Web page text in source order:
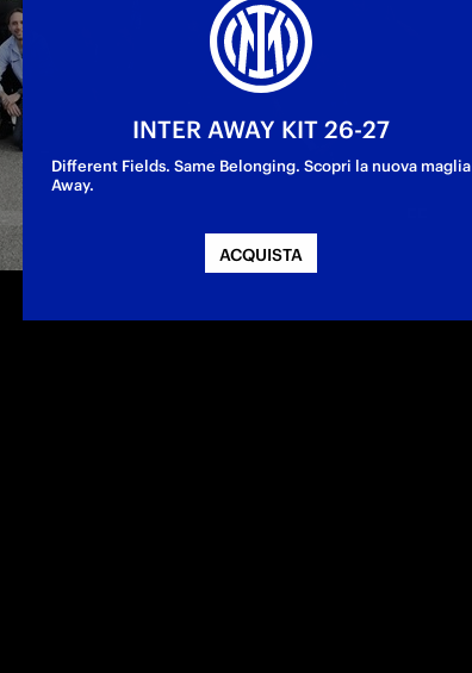
INTER AWAY KIT 26-27
Different Fields. Same Belonging. Scopri la nuova maglia
Away.
ACQUISTA